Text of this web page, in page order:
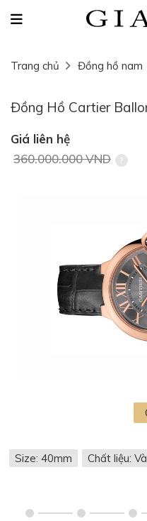
Trang chủ Đồng hồ nam
Đồng Hồ Cartier
Giá liên hệ
360.000.000 VND
Size: 40mm Chất liệu: